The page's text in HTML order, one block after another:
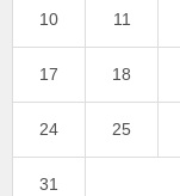
10 11
17 18
24 25
31